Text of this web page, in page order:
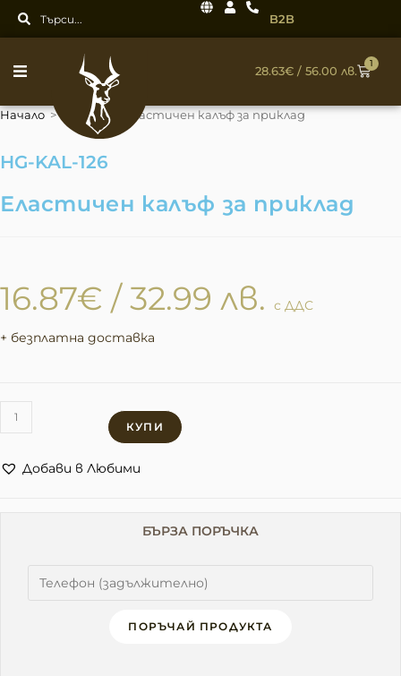
B2B
28.63€/ 56.00 лв.
1
Начало > Калъфи Еластичен калъф за приклад
HG-KAL-126
Еластичен калъф за приклад
16.87€ / 32.99 лв.
с ДДС
+ безплатна доставка
КУПИ
Добави в Любими
БЪРЗА ПОРЪЧКА
ПОРЪЧАЙ ПРОДУКТА